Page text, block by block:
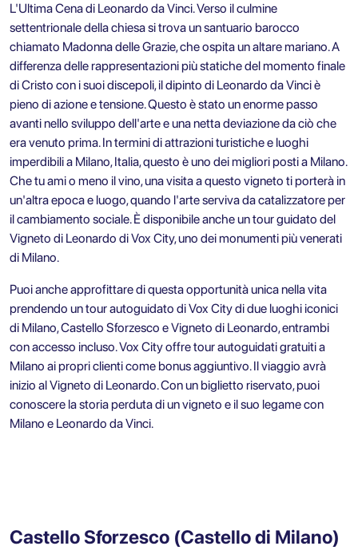
L'Ultima Cena di Leonardo da Vinci. Verso il culmine
settentrionale della chiesa si trova un santuario barocco
chiamato Madonna delle Grazie, che ospita un altare mariano. A
differenza delle rappresentazioni più statiche del momento finale
di Cristo con i suoi discepoli, il dipinto di Leonardo da Vinci è
pieno di azione e tensione. Questo è stato un enorme passo
avanti nello sviluppo dell'arte e una netta deviazione da ciò che
era venuto prima. In termini di attrazioni turistiche e luoghi
imperdibili a Milano, Italia, questo è uno dei migliori posti a Milano.
Che tu ami o meno il vino, una visita a questo vigneto ti porterà in
un'altra epoca e luogo, quando l'arte serviva da catalizzatore per
il cambiamento sociale. È disponibile ancheun tour guidato del
Vigneto di Leonardo di Vox City, uno dei monumenti più venerati
di Milano.
Puoi anche approfittare di questa opportunità unica nella vita
prendendo untour autoguidato di Vox City di due luoghi iconici
di Milano, Castello Sforzesco e Vigneto di Leonardo, entrambi
con accesso incluso. Vox City offre tour autoguidati gratuitia
Milano ai propri clienti come bonus aggiuntivo. Il viaggio avrà
inizio al Vigneto di Leonardo. Con un biglietto riservato, puoi
conoscere la storia perduta di un vigneto e il suo legame con
Milano e Leonardo da Vinci.
Castello Sforzesco (Castello di Milano)